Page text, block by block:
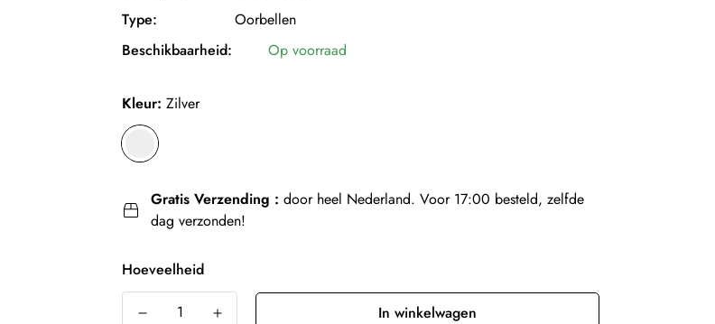
Type:
Oorbellen
Beschikbaarheid:
Op voorraad
Kleur: Zilver
Gratis Verzending : door heel Nederland. Voor 17:00 besteld, zelfde
dag verzonden!
Hoeveelheid
In winkelwagen